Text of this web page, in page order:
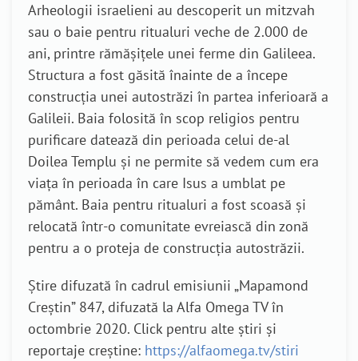
Arheologii israelieni au descoperit un mitzvah
sau o baie pentru ritualuri veche de 2.000 de
ani, printre rămășițele unei ferme din Galileea.
Structura a fost găsită înainte de a începe
construcția unei autostrăzi în partea inferioară a
Galileii. Baia folosită în scop religios pentru
purificare datează din perioada celui de-al
Doilea Templu și ne permite să vedem cum era
viața în perioada în care Isus a umblat pe
pământ. Baia pentru ritualuri a fost scoasă și
relocată într-o comunitate evreiască din zonă
pentru a o proteja de construcția autostrăzii.
Știre difuzată în cadrul emisiunii „Mapamond
Creștin” 847, difuzată la Alfa Omega TV în
octombrie 2020. Click pentru alte știri și
reportaje creștine: https://alfaomega.tv/stiri